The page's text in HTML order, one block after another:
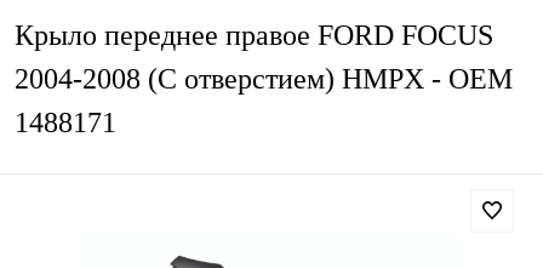
Крыло переднее правое FORD FOCUS
2004-2008 (С отверстием) HMPX - OEM
1488171